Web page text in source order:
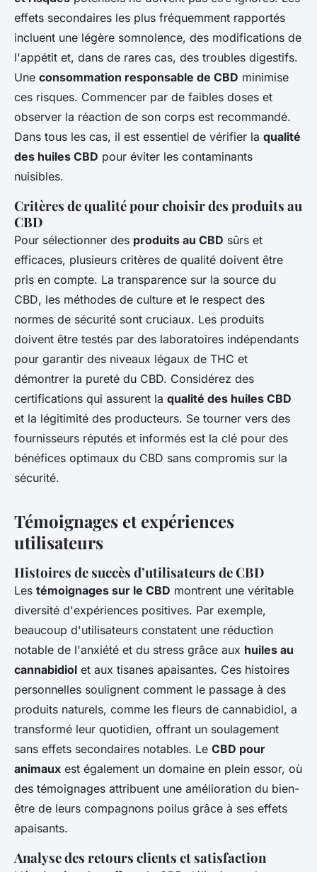
effets secondaires les plus fréquemment rapportés
incluent une légère somnolence, des modifications de
l'appétit et, dans de rares cas, des troubles digestifs.
Une consommation responsable de CBD minimise
ces risques. Commencer par de faibles doses et
observer la réaction de son corps est recommandé.
Dans tous les cas, il est essentiel de vérifier la qualité
des huiles CBD pour éviter les contaminants
nuisibles.
Critères de qualité pour choisir des produits au
CBD
Pour sélectionner des produits au CBD sûrs et
efficaces, plusieurs critères de qualité doivent être
pris en compte. La transparence sur la source du
CBD, les méthodes de culture et le respect des
normes de sécurité sont cruciaux. Les produits
doivent être testés par des laboratoires indépendants
pour garantir des niveaux légaux de THC et
démontrer la pureté du CBD. Considérez des
certifications qui assurent la qualité des huiles CBD
et la légitimité des producteurs. Se tourner vers des
fournisseurs réputés et informés est la clé pour des
bénéfices optimaux du CBD sans compromis sur la
sécurité.
Témoignages et expériences
utilisateurs
Histoires de succès d’utilisateurs de CBD
Les témoignages sur le CBD montrent une véritable
diversité d'expériences positives. Par exemple,
beaucoup d'utilisateurs constatent une réduction
notable de l'anxiété et du stress grâce aux huiles au
cannabidiol et aux tisanes apaisantes. Ces histoires
personnelles soulignent comment le passage à des
produits naturels, comme les fleurs de cannabidiol, a
transformé leur quotidien, offrant un soulagement
sans effets secondaires notables. Le CBD pour
animaux est également un domaine en plein essor, où
des témoignages attribuent une amélioration du bien-
être de leurs compagnons poilus grâce à ses effets
apaisants.
Analyse des retours clients et satisfaction